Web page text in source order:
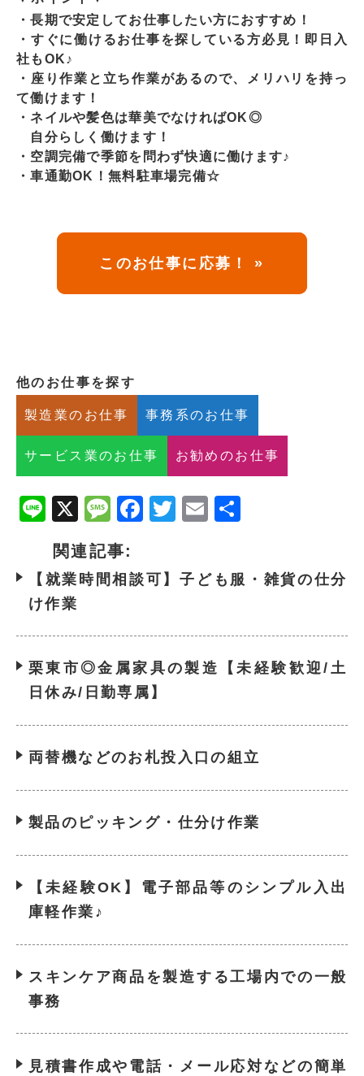
・長期で安定してお仕事したい方におすすめ！
・すぐに働けるお仕事を探している方必見！即日入
社もOK♪
・座り作業と立ち作業があるので、メリハリを持っ
て働けます！
・ネイルや髪色は華美でなければOK◎
自分らしく働けます！
・空調完備で季節を問わず快適に働けます♪
・車通勤OK！無料駐車場完備☆
このお仕事に応募！ »
他のお仕事を探す
製造業のお仕事 事務系のお仕事
サービス業のお仕事 お勧めのお仕事
Line
X Message
Facebook
Twitter
Email
関連記事:
【就業時間相談可】子ども服・雑貨の仕分
け作業
栗東市◎金属家具の製造【未経験歓迎/土
日休み/日勤専属】
両替機などのお札投入口の組立
製品のピッキング・仕分け作業
【未経験OK】電子部品等のシンプル入出
庫軽作業♪
スキンケア商品を製造する工場内での一般
事務
見積書作成や電話・メール応対などの簡単